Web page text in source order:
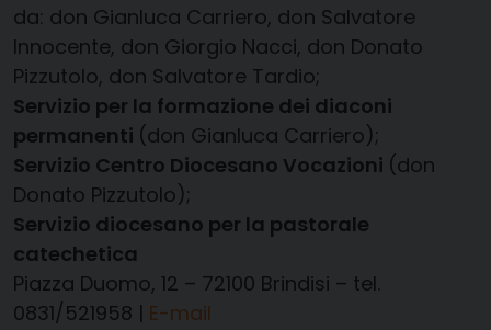
da: don Gianluca Carriero, don Salvatore
Innocente, don Giorgio Nacci, don Donato
Pizzutolo, don Salvatore Tardio;
Servizio per la formazione dei diaconi
permanenti (don Gianluca Carriero);
Servizio Centro Diocesano Vocazioni (don
Donato Pizzutolo);
Servizio diocesano per la pastorale
catechetica
Piazza Duomo, 12 – 72100 Brindisi – tel.
0831/521958 | E-mail